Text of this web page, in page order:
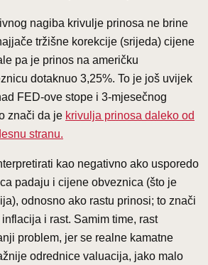
nagiba krivulje prinosa ne brine
tržišne korekcije (srijeda) cijene
pa je prinos na američku
dotaknuo 3,25%. To je još uvijek
FED-ove stope i 3-mjesečnog
znači da je krivulja prinosa daleko od
stranu.
kao negativno ako usporedo
padaju i cijene obveznica (što je
odnosno ako rastu prinosi; to znači
i rast. Samim time, rast
problem, jer se realne kamatne
odrednice valuacija, jako malo